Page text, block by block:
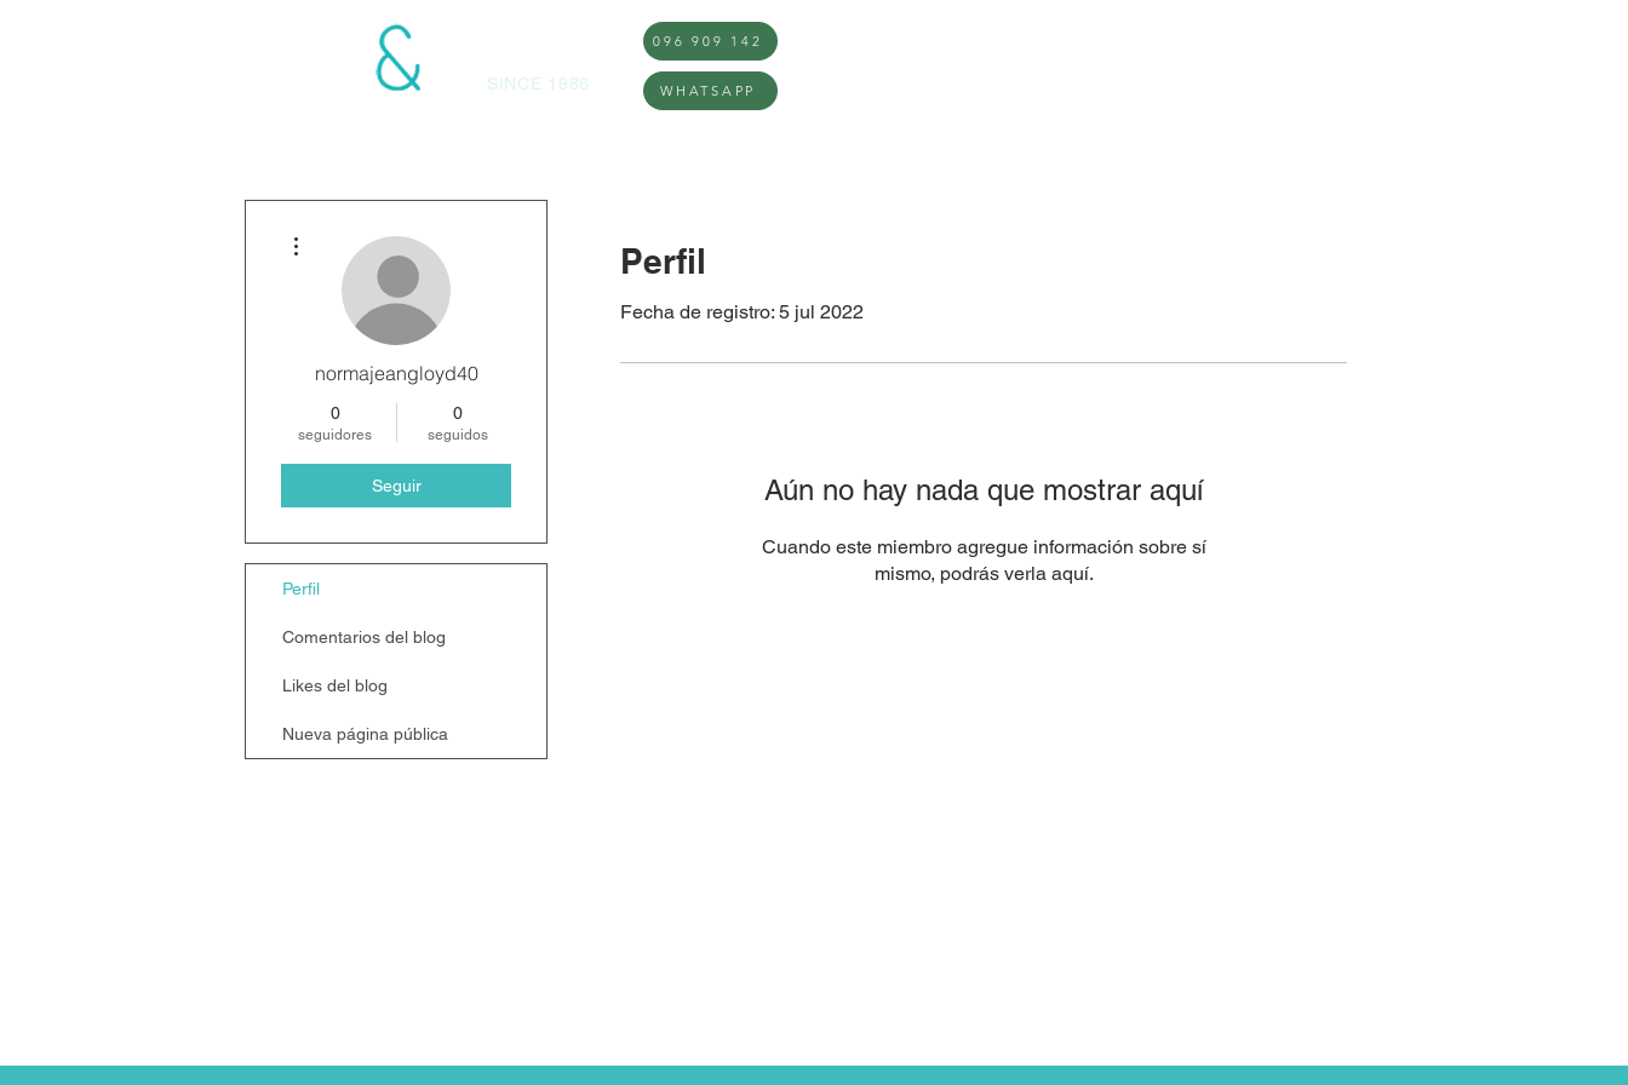
LANGONI ASOCIADOS
SINCE 1986
096 909 142
WHATSAPP
Perfil
Fecha de registro: 5 jul 2022
Aún no hay nada que mostrar aquí
Cuando este miembro agregue información sobre sí
mismo, podrás verla aquí.
normajeangloyd40
0
seguidores
0
seguidos
Seguir
Perfil
Comentarios del blog
Likes del blog
Nueva página pública